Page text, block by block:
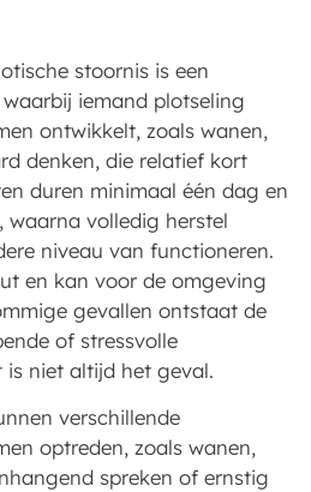
stoornis is een
iemand plotseling
ontwikkelt, zoals wanen,
denken, die relatief kort
duren minimaal één dag en
waarna volledig herstel
niveau van functioneren.
en kan voor de omgeving
gevallen ontstaat de
of stressvolle
niet altijd het geval.
verschillende
optreden, zoals wanen,
spreken of ernstig